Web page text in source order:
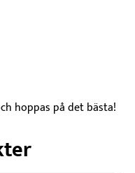
hoppas på det bästa!